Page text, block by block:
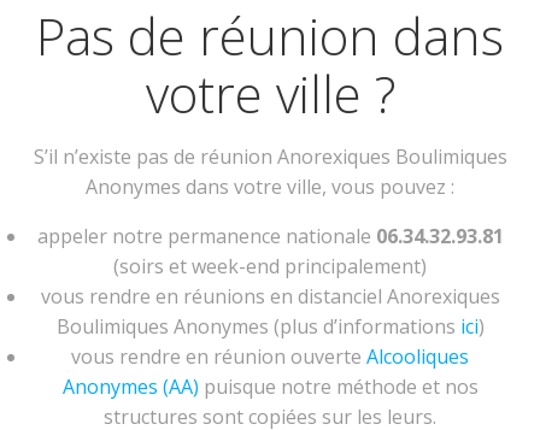
Pas de réunion dans
votre ville ?
S’il n’existe pas de réunion Anorexiques Boulimiques
Anonymes dans votre ville, vous pouvez :
appeler notre permanence nationale 06.34.32.93.81
(soirs et week-end principalement)
vous rendre en réunions en distanciel Anorexiques
Boulimiques Anonymes (plus d’informations ici)
vous rendre en réunion ouverte Alcooliques
Anonymes (AA) puisque notre méthode et nos
structures sont copiées sur les leurs.